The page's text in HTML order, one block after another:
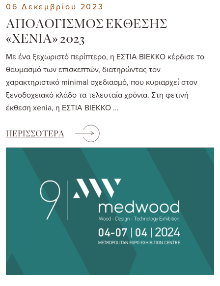
06 Δεκεμβρίου 2023
ΑΠΟΛΟΓΙΣΜΟΣ ΕΚΘΕΣΗΣ
«XENIA» 2023
Με ένα ξεχωριστό περίπτερο, η ΕΣΤΙΑ ΒΙΕΚΚΟ κέρδισε το
θαυμασμό των επισκεπτών, διατηρώντας τον
χαρακτηριστικό minimal σχεδιασμό, που κυριαρχεί στον
ξενοδοχειακό κλάδο τα τελευταία χρόνια. Στη φετινή
έκθεση xenia, η ΕΣΤΙΑ ΒΙΕΚΚΟ ...
ΠΕΡΙΣΣΟΤΕΡΑ